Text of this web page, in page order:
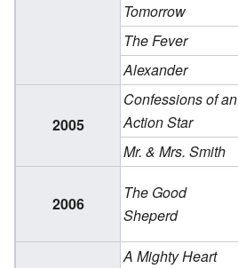
Tomorrow
The Fever
Alexander
2005
Confessions of an
Action Star
Mr. & Mrs. Smith
2006
The Good
Sheperd
A Mighty Heart